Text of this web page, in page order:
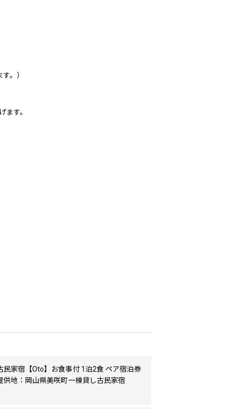
。）
す。
民家宿【Oto】お食事付 1泊2食 ペア宿泊券
供地：岡山県美咲町一棟貸し古民家宿